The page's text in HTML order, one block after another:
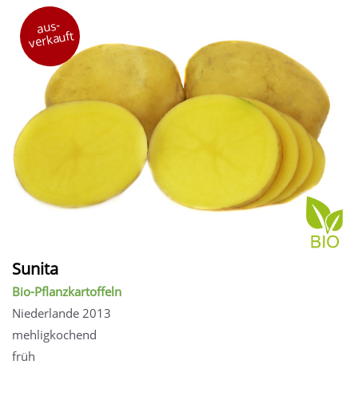
aus-
verkauft
Sunita
Bio-Pflanzkartoffeln
Niederlande 2013
mehligkochend
früh